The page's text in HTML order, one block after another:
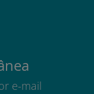
e-mail